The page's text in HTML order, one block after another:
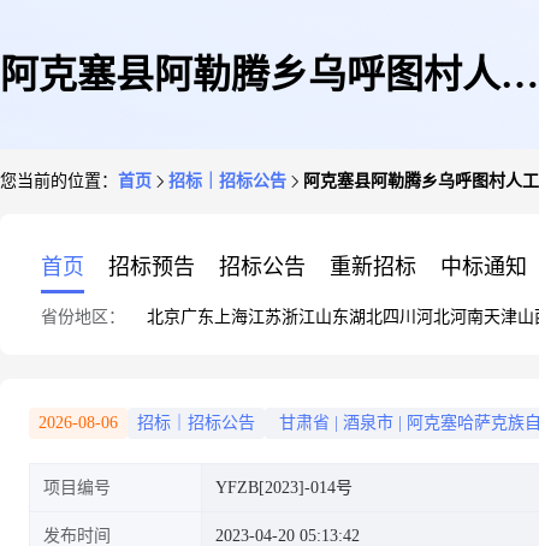
阿克塞县阿勒腾乡乌呼图村人工
您当前的位置： 首页 招标｜招标公告 阿克塞县阿勒腾乡乌呼图村人
首页 招标预告 招标公告 重新招标 中标通知
省份地区： 北京广东 上海江苏浙江山东湖北四川 河北河南天津山
2026-08-06 招标｜招标公告 甘肃省 酒泉市 阿克塞哈萨克族
项目编号 YFZB[2023]-014号
发布时间 2023-04-20 05:13:42